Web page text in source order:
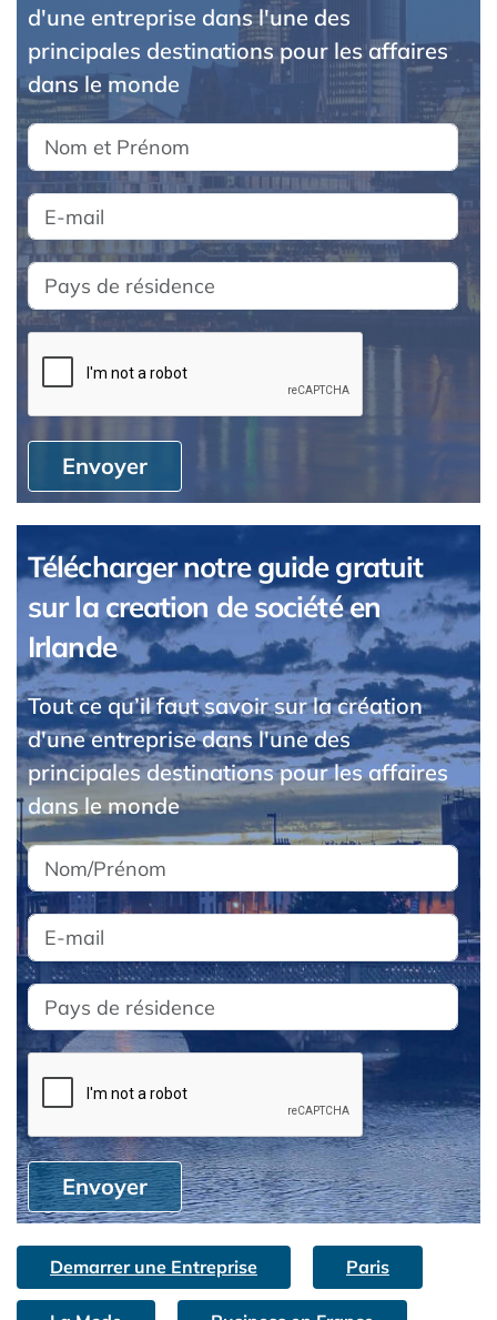
d'une entreprise dans l'une des
principales destinations pour les affaires
dans le monde
Envoyer
Télécharger notre guide gratuit
sur la creation de société en
Irlande
Tout ce qu’il faut savoir sur la création
d'une entreprise dans l'une des
principales destinations pour les affaires
dans le monde
Envoyer
Demarrer une Entreprise Paris